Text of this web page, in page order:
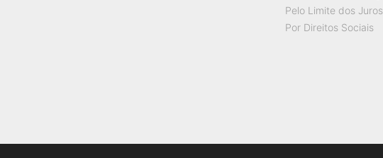
Pelo Limite dos Juros
Por Direitos Sociais